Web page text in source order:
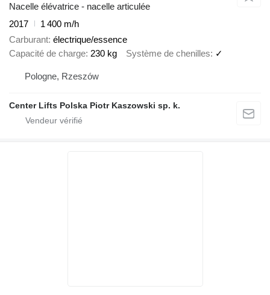
Nacelle élévatrice - nacelle articulée
2017
1 400 m/h
Carburant électrique/essence
Capacité de charge 230 kg Système de chenilles ✓
Pologne, Rzeszów
Center Lifts Polska Piotr Kaszowski sp. k.